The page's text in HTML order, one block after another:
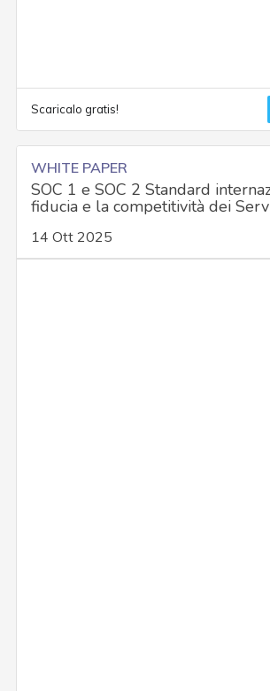
Scaricalo gratis!
WHITE PAPER
SOC 1 e SOC 2 Standard
fiducia e la competitività dei
14 Ott 2025